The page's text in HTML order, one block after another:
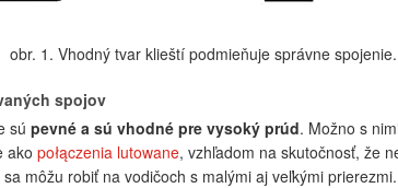
obr. 1. Vhodný tvar klieští podmieňuje správne spojenie.
spojov
sú pevné a sú vhodné pre vysoký prúd. Možno s
ako połączenia lutowane, vzhľadom na skutočnosť, že
sa môžu robiť na vodičoch s malými aj veľkými prierezmi.